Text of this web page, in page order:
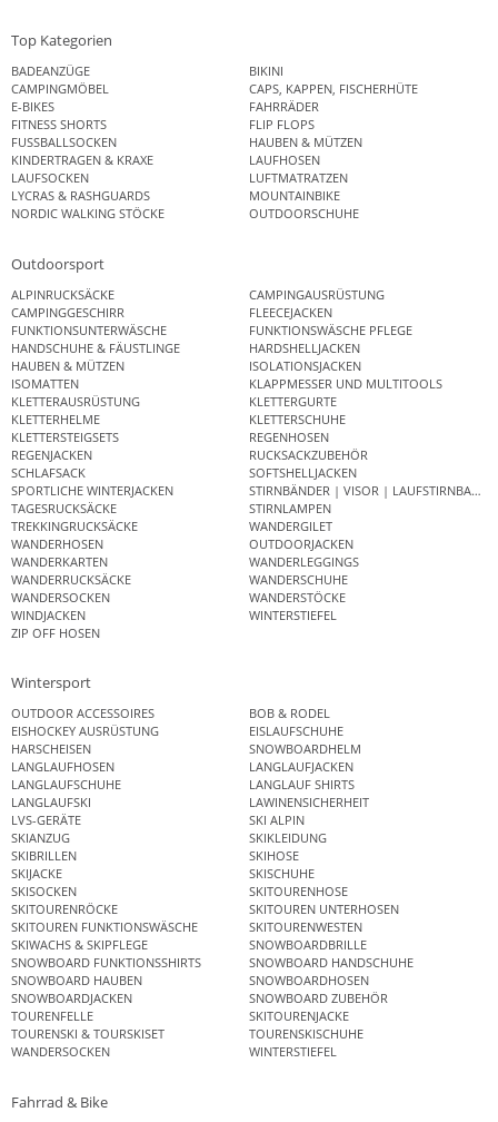
Top Kategorien
BADEANZÜGE
BIKINI
CAMPINGMÖBEL
CAPS, KAPPEN, FISCHERHÜTE
E-BIKES
FAHRRÄDER
FITNESS SHORTS
FLIP FLOPS
FUSSBALLSOCKEN
HAUBEN & MÜTZEN
KINDERTRAGEN & KRAXE
LAUFHOSEN
LAUFSOCKEN
LUFTMATRATZEN
LYCRAS & RASHGUARDS
MOUNTAINBIKE
NORDIC WALKING STÖCKE
OUTDOORSCHUHE
Outdoorsport
ALPINRUCKSÄCKE
CAMPINGAUSRÜSTUNG
CAMPINGGESCHIRR
FLEECEJACKEN
FUNKTIONSUNTERWÄSCHE
FUNKTIONSWÄSCHE PFLEGE
HANDSCHUHE & FÄUSTLINGE
HARDSHELLJACKEN
HAUBEN & MÜTZEN
ISOLATIONSJACKEN
ISOMATTEN
KLAPPMESSER UND MULTITOOLS
KLETTERAUSRÜSTUNG
KLETTERGURTE
KLETTERHELME
KLETTERSCHUHE
KLETTERSTEIGSETS
REGENHOSEN
REGENJACKEN
RUCKSACKZUBEHÖR
SCHLAFSACK
SOFTSHELLJACKEN
SPORTLICHE WINTERJACKEN
STIRNBÄNDER | VISOR | LAUFSTIRNBAND
TAGESRUCKSÄCKE
STIRNLAMPEN
TREKKINGRUCKSÄCKE
WANDERGILET
WANDERHOSEN
OUTDOORJACKEN
WANDERKARTEN
WANDERLEGGINGS
WANDERRUCKSÄCKE
WANDERSCHUHE
WANDERSOCKEN
WANDERSTÖCKE
WINDJACKEN
WINTERSTIEFEL
ZIP OFF HOSEN
Wintersport
OUTDOOR ACCESSOIRES
BOB & RODEL
EISHOCKEY AUSRÜSTUNG
EISLAUFSCHUHE
HARSCHEISEN
SNOWBOARDHELM
LANGLAUFHOSEN
LANGLAUFJACKEN
LANGLAUFSCHUHE
LANGLAUF SHIRTS
LANGLAUFSKI
LAWINENSICHERHEIT
LVS-GERÄTE
SKI ALPIN
SKIANZUG
SKIKLEIDUNG
SKIBRILLEN
SKIHOSE
SKIJACKE
SKISCHUHE
SKISOCKEN
SKITOURENHOSE
SKITOURENRÖCKE
SKITOUREN UNTERHOSEN
SKITOUREN FUNKTIONSWÄSCHE
SKITOURENWESTEN
SKIWACHS & SKIPFLEGE
SNOWBOARDBRILLE
SNOWBOARD FUNKTIONSSHIRTS
SNOWBOARD HANDSCHUHE
SNOWBOARD HAUBEN
SNOWBOARDHOSEN
SNOWBOARDJACKEN
SNOWBOARD ZUBEHÖR
TOURENFELLE
SKITOURENJACKE
TOURENSKI & TOURSKISET
TOURENSKISCHUHE
WANDERSOCKEN
WINTERSTIEFEL
Fahrrad & Bike